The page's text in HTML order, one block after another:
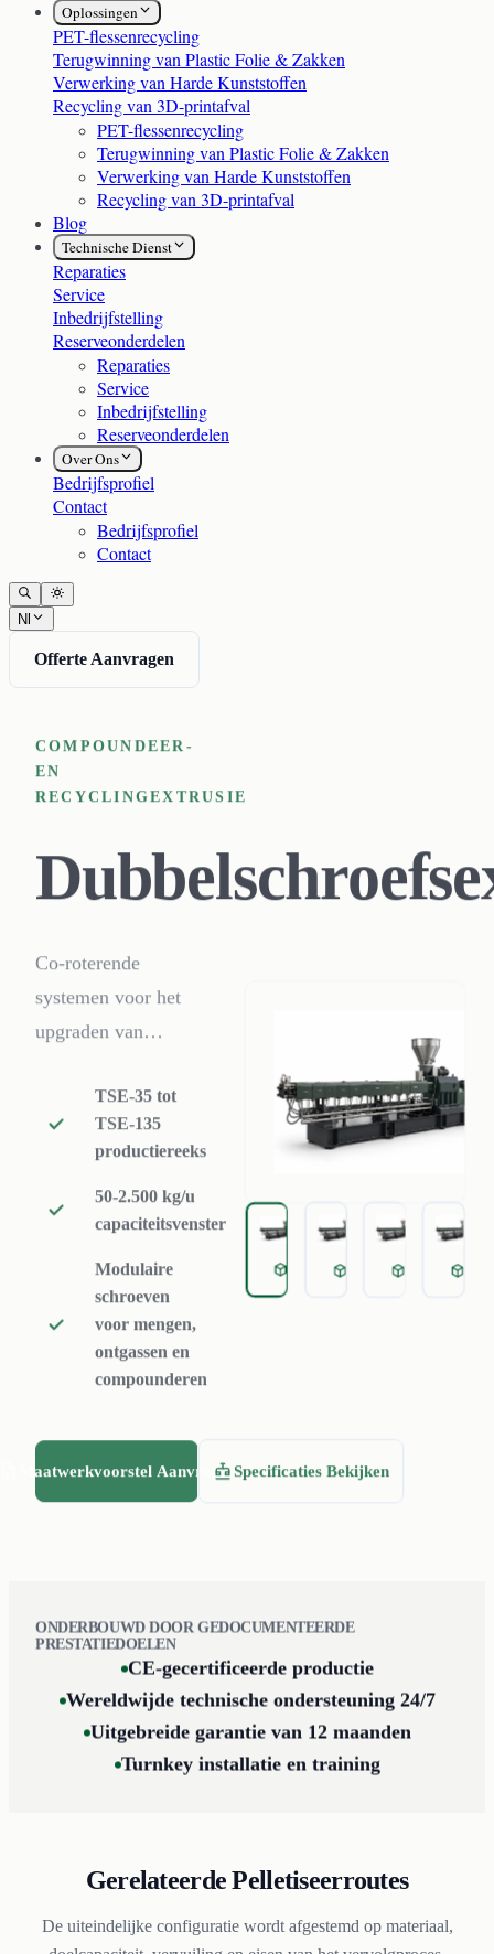
Oplossingen
PET-flessenrecycling
Terugwinning van Plastic Folie & Zakken
Verwerking van Harde Kunststoffen
Recycling van 3D-printafval
PET-flessenrecycling
Terugwinning van Plastic Folie & Zakken
Verwerking van Harde Kunststoffen
Recycling van 3D-printafval
Blog
Technische Dienst
Reparaties
Service
Inbedrijfstelling
Reserveonderdelen
Reparaties
Service
Inbedrijfstelling
Reserveonderdelen
Over Ons
Bedrijfsprofiel
Contact
Bedrijfsprofiel
Contact
Nl
Offerte Aanvragen
COMPOUNDEER-
EN
RECYCLINGEXTRUSIE
Co-roterende
systemen voor het
upgraden van
additieven,
vulstoffen, PET-
verwerking en
gecontroleerde
ontgassing.
TSE-35 tot
TSE-135
productiereeks
50-2.500 kg/u
capaciteitsvenster
Modulaire
schroeven
voor mengen,
ontgassen en
compounderen
Maatwerkvoorstel AanvragenSpecificaties Bekijken
twin screw extruder
twin screw extruder
twin
ONDERBOUWD DOOR GEDOCUMENTEERDE
PRESTATIEDOELEN
CE-gecertificeerde productie
Wereldwijde technische ondersteuning 24/7
Uitgebreide garantie van 12 maanden
Turnkey installatie en training
Gerelateerde Pelletiseerroutes
De uiteindelijke configuratie wordt afgestemd op materiaal,